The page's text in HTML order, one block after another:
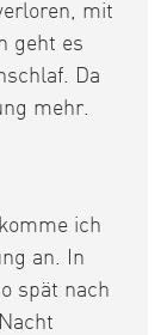
mit
geht es
Da
mehr.
ich
an. In
spät nach